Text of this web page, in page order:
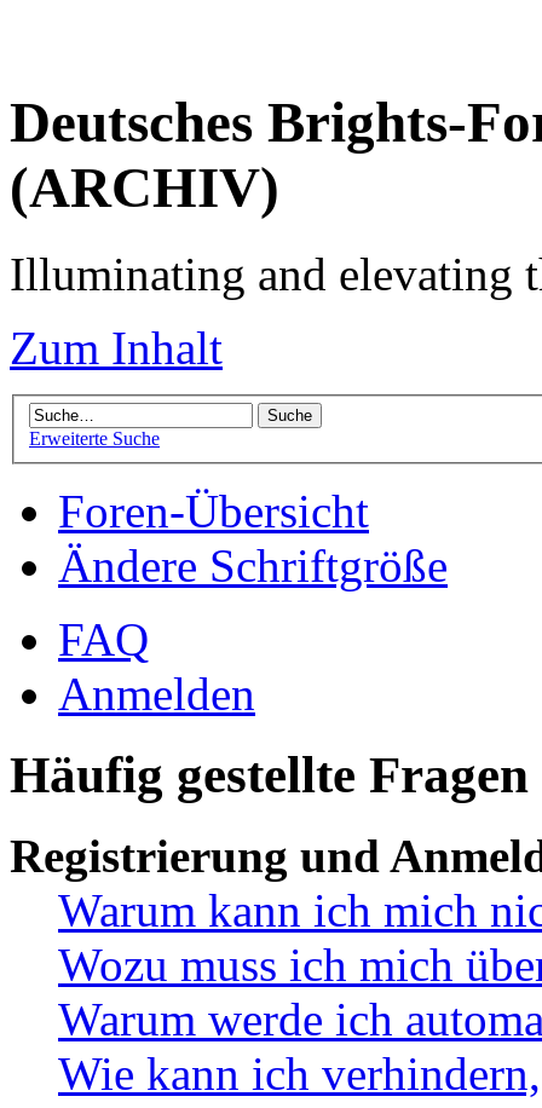
Deutsches Brights-
(ARCHIV)
Illuminating and elevating
Zum Inhalt
Erweiterte Suche
Foren-Übersicht
Ändere Schriftgröße
FAQ
Anmelden
Häufig gestellte Fragen
Registrierung und
Warum kann ich mich
Wozu muss ich mich
Warum werde ich
Wie kann ich